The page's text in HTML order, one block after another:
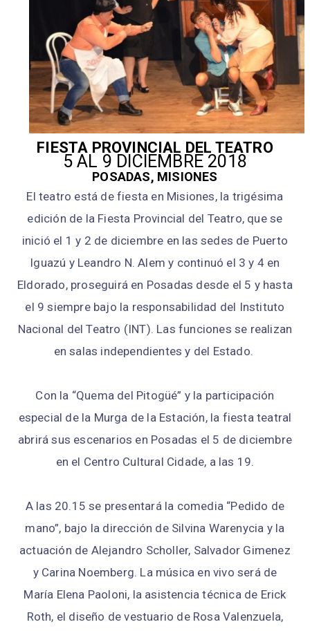
FIESTA PROVINCIAL DEL TEATRO
5 AL 9 DICIEMBRE 2018
POSADAS, MISIONES
El teatro está de fiesta en Misiones, la trigésima
edición de la Fiesta Provincial del Teatro, que se
inició el 1 y 2 de diciembre en las sedes de Puerto
Iguazú y Leandro N. Alem y continuó el 3 y 4 en
Eldorado, proseguirá en Posadas desde el 5 y hasta
el 9 siempre bajo la responsabilidad del Instituto
Nacional del Teatro (INT). Las funciones se realizan
en salas independientes y del Estado.
Con la “Quema del Pitogüé” y la participación
especial de la Murga de la Estación, la fiesta teatral
abrirá sus escenarios en Posadas el 5 de diciembre
en el Centro Cultural Cidade, a las 19.
A las 20.15 se presentará la comedia “Pedido de
mano”, bajo la dirección de Silvina Warenycia y la
actuación de Alejandro Scholler, Salvador Gimenez
y Carina Noemberg. La música en vivo será de
María Elena Paoloni, la asistencia técnica de Erick
Roth, el diseño de vestuario de Rosa Valenzuela,